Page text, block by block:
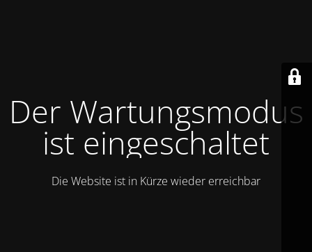
Der Wartungsmodus
ist eingeschaltet
Die Website ist in Kürze wieder erreichbar